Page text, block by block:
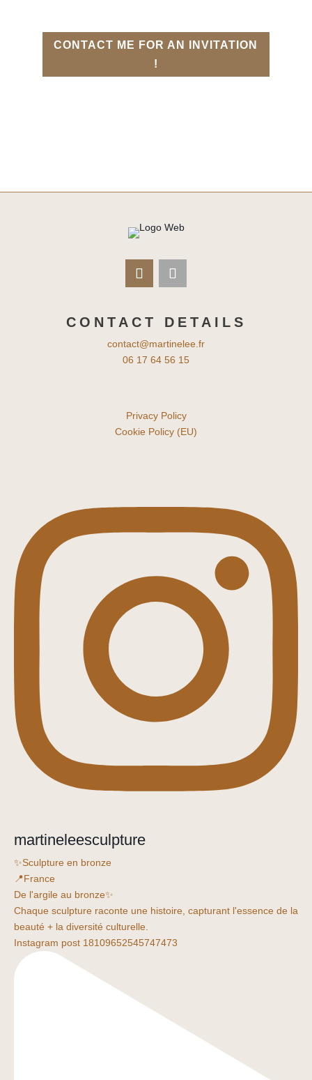
CONTACT ME FOR AN INVITATION
!
CONTACT DETAILS
contact@martinelee.fr
06 17 64 56 15
Privacy Policy
Cookie Policy (EU)
martineleesculpture
✨Sculpture en bronze
📍France
De l'argile au bronze✨
Chaque sculpture raconte une histoire, capturant l'essence de la
beauté + la diversité culturelle.
Instagram post 18109652545747473